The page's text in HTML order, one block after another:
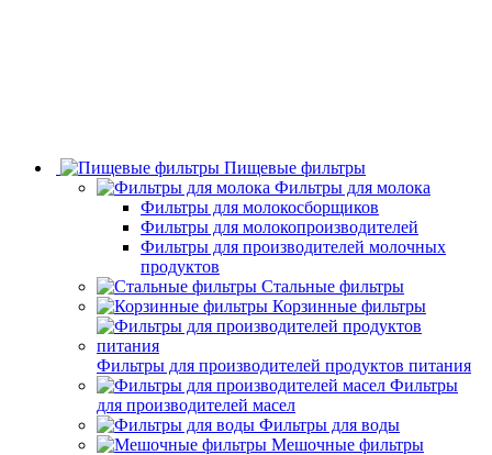
Пищевые фильтры
Фильтры для молока
Фильтры для молокосборщиков
Фильтры для молокопроизводителей
Фильтры для производителей молочных
продуктов
Стальные фильтры
Корзинные фильтры
Фильтры для производителей продуктов питания
Фильтры
для производителей масел
Фильтры для воды
Мешочные фильтры